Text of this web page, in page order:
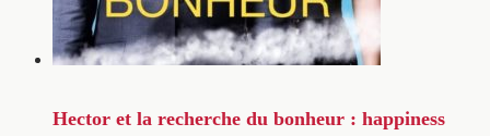
Hector et la recherche du bonheur : happiness